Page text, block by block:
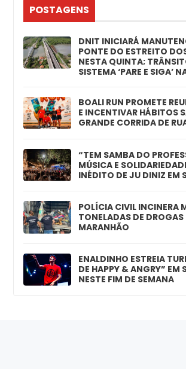
POSTAGENS
DNIT INICIARÁ
PONTE DO ESTREITO
NESTA QUINTA;
SISTEMA ‘PARE E SIGA’
BOALI RUN PROMETE
E INCENTIVAR HÁBITOS
GRANDE CORRIDA DE
“TEM SAMBA DO
MÚSICA E
INÉDITO DE JU DINIZ EM
POLÍCIA CIVIL INCINERA
TONELADAS DE DROGAS
MARANHÃO
ENALDINHO ESTREIA
DE HAPPY & ANGRY” EM
NESTE FIM DE SEMANA